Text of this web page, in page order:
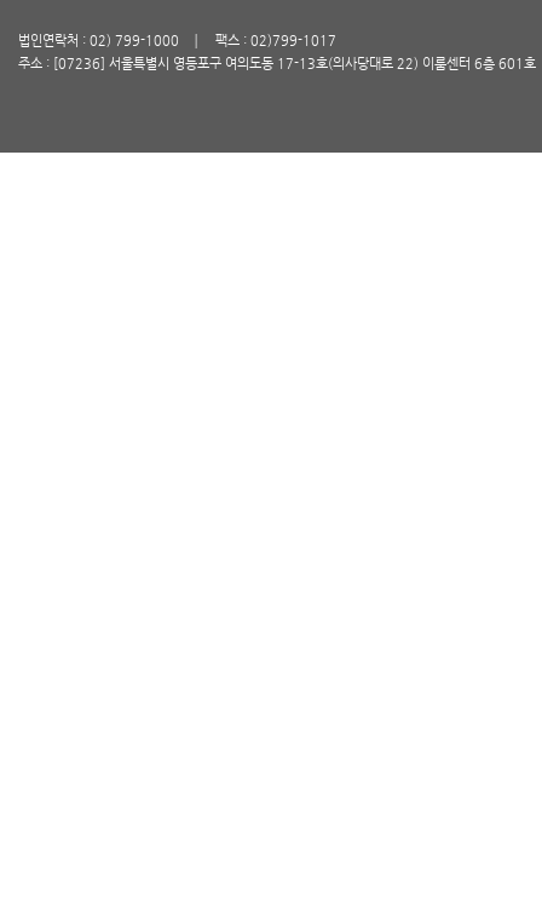
법인연락처 : 02) 799-1000
팩스 : 02)799-1017
주소 : [07236] 서울특별시 영등포구 여의도동 17-13호(의사당대로 22) 이룸센터 6층 601호